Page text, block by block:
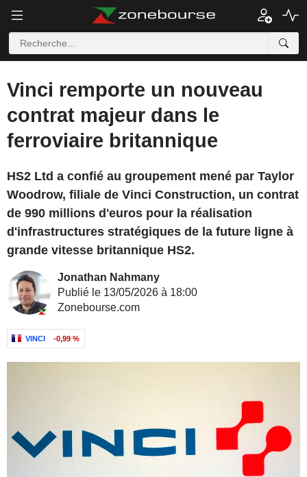
Vinci remporte un nouveau
contrat majeur dans le
ferroviaire britannique
HS2 Ltd a confié au groupement mené par Taylor
Woodrow, filiale de Vinci Construction, un contrat
de 990 millions d'euros pour la réalisation
d'infrastructures stratégiques de la future ligne à
grande vitesse britannique HS2.
Jonathan Nahmany
Publié le 13/05/2026 à 18:00
Zonebourse.com
VINCI -0,99 %